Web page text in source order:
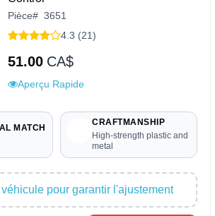
Pièce# 3651
4.3 (21)
51.00 CA$
Aperçu Rapide
MATCH
CRAFTMANSHIP
High-strength plastic and
metal
pour garantir l'ajustement